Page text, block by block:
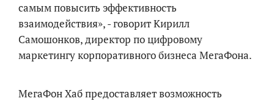
самым повысить эффективность
взаимодействия», - говорит Кирилл
Самошонков, директор по цифровому
маркетингу корпоративного бизнеса МегаФона.
МегаФон Хаб предоставляет возможность